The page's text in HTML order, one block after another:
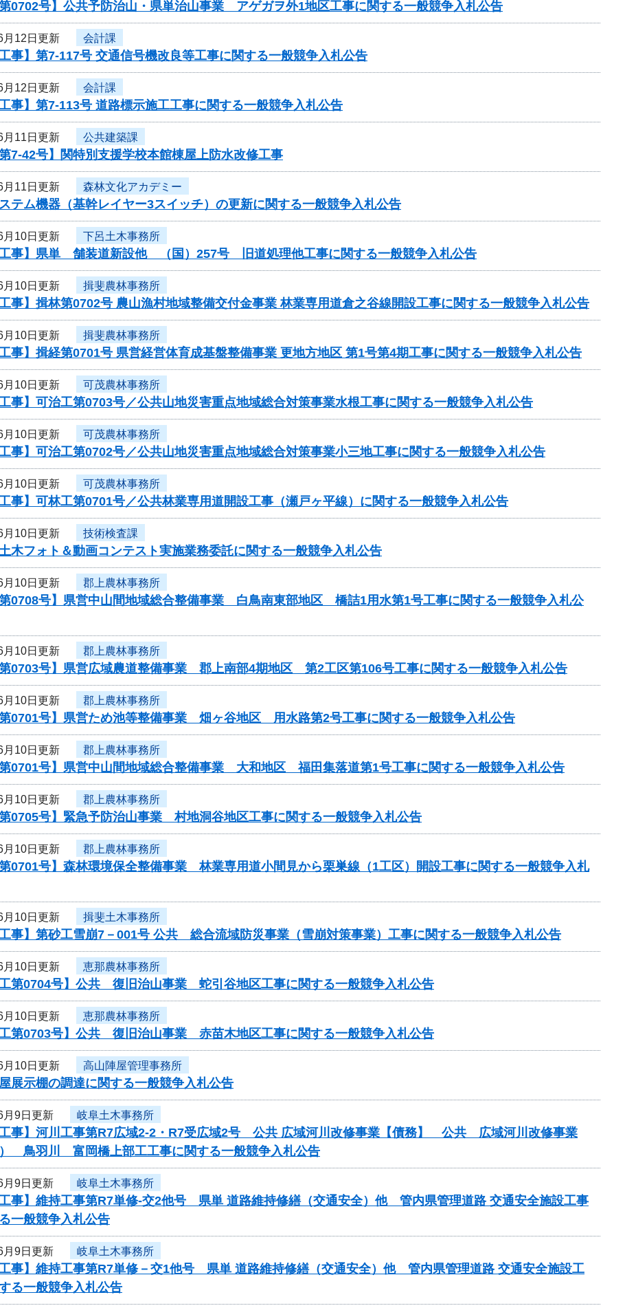
第0702号】公共予防治山・県単治山事業 アゲガヲ外1地区工事に関する一般競争入札公告
月12日更新 会計課
工事】第7-117号 交通信号機改良等工事に関する一般競争入札公告
月12日更新 会計課
工事】第7-113号 道路標示施工工事に関する一般競争入札公告
月11日更新 公共建築課
第7-42号】関特別支援学校本館棟屋上防水改修工事
月11日更新 森林文化アカデミー
テム機器（基幹レイヤー3スイッチ）の更新に関する一般競争入札公告
月10日更新 下呂土木事務所
工事】県単 舗装道新設他 （国）257号 旧道処理他工事に関する一般競争入札公告
月10日更新 揖斐農林事務所
工事】揖林第0702号 農山漁村地域整備交付金事業 林業専用道倉之谷線開設工事に関する一般競争入札公告
月10日更新 揖斐農林事務所
工事】揖経第0701号 県営経営体育成基盤整備事業 更地方地区 第1号第4期工事に関する一般競争入札公告
月10日更新 可茂農林事務所
工事】可治工第0703号／公共山地災害重点地域総合対策事業水根工事に関する一般競争入札公告
月10日更新 可茂農林事務所
工事】可治工第0702号／公共山地災害重点地域総合対策事業小三地工事に関する一般競争入札公告
月10日更新 可茂農林事務所
工事】可林工第0701号／公共林業専用道開設工事（瀬戸ヶ平線）に関する一般競争入札公告
月10日更新 技術検査課
木フォト＆動画コンテスト実施業務委託に関する一般競争入札公告
月10日更新 郡上農林事務所
第0708号】県営中山間地域総合整備事業 白鳥南東部地区 橋詰1用水第1号工事に関する一般競争入札公
月10日更新 郡上農林事務所
第0703号】県営広域農道整備事業 郡上南部4期地区 第2工区第106号工事に関する一般競争入札公告
月10日更新 郡上農林事務所
第0701号】県営ため池等整備事業 畑ヶ谷地区 用水路第2号工事に関する一般競争入札公告
月10日更新 郡上農林事務所
第0701号】県営中山間地域総合整備事業 大和地区 福田集落道第1号工事に関する一般競争入札公告
月10日更新 郡上農林事務所
第0705号】緊急予防治山事業 村地洞谷地区工事に関する一般競争入札公告
月10日更新 郡上農林事務所
第0701号】森林環境保全整備事業 林業専用道小間見から栗巣線（1工区）開設工事に関する一般競争入札
月10日更新 揖斐土木事務所
工事】第砂工雪崩7－001号 公共 総合流域防災事業（雪崩対策事業）工事に関する一般競争入札公告
月10日更新 恵那農林事務所
工第0704号】公共 復旧治山事業 蛇引谷地区工事に関する一般競争入札公告
月10日更新 恵那農林事務所
工第0703号】公共 復旧治山事業 赤苗木地区工事に関する一般競争入札公告
月10日更新 高山陣屋管理事務所
展示棚の調達に関する一般競争入札公告
月9日更新 岐阜土木事務所
工事】河川工事第R7広域2-2・R7受広域2号 公共 広域河川改修事業【債務】 公共 広域河川改修事業
） 鳥羽川 富岡橋上部工工事に関する一般競争入札公告
月9日更新 岐阜土木事務所
工事】維持工事第R7単修-交2他号 県単 道路維持修繕（交通安全）他 管内県管理道路 交通安全施設工事
一般競争入札公告
月9日更新 岐阜土木事務所
工事】維持工事第R7単修－交1他号 県単 道路維持修繕（交通安全）他 管内県管理道路 交通安全施設工
る一般競争入札公告